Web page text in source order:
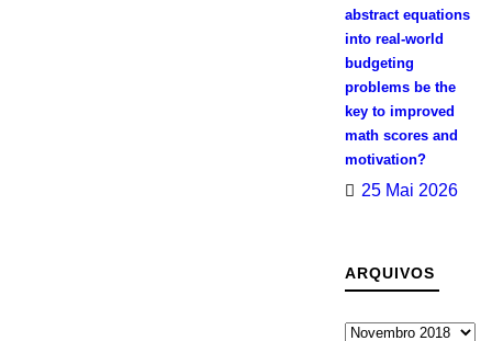
abstract equations
into real-world
budgeting
problems be the
key to improved
math scores and
motivation?
25 Mai 2026
ARQUIVOS
Arquivos